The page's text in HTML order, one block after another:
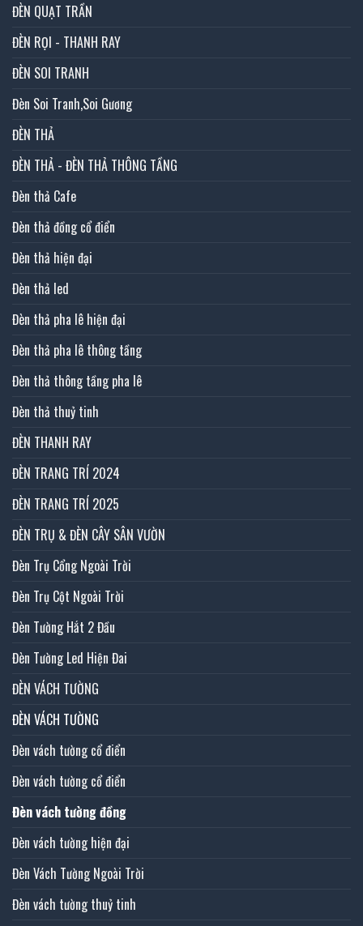
ĐÈN QUẠT TRẦN
ĐÈN RỌI - THANH RAY
ĐÈN SOI TRANH
Đèn Soi Tranh,Soi Gương
ĐÈN THẢ
ĐÈN THẢ - ĐÈN THẢ THÔNG TẦNG
Đèn thả Cafe
Đèn thả đồng cổ điển
Đèn thả hiện đại
Đèn thả led
Đèn thả pha lê hiện đại
Đèn thả pha lê thông tầng
Đèn thả thông tầng pha lê
Đèn thả thuỷ tinh
ĐÈN THANH RAY
ĐÈN TRANG TRÍ 2024
ĐÈN TRANG TRÍ 2025
ĐÈN TRỤ & ĐÈN CÂY SÂN VƯỜN
Đèn Trụ Cổng Ngoài Trời
Đèn Trụ Cột Ngoài Trời
Đèn Tường Hắt 2 Đầu
Đèn Tường Led Hiện Đai
ĐÈN VÁCH TƯỜNG
ĐÈN VÁCH TƯỜNG
Đèn vách tường cổ điển
Đèn vách tường cổ điển
Đèn vách tường đồng
Đèn vách tường hiện đại
Đèn Vách Tường Ngoài Trời
Đèn vách tường thuỷ tinh